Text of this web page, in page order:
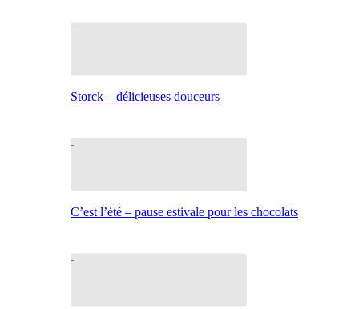
Storck – délicieuses douceurs
C’est l’été – pause estivale pour les chocolats